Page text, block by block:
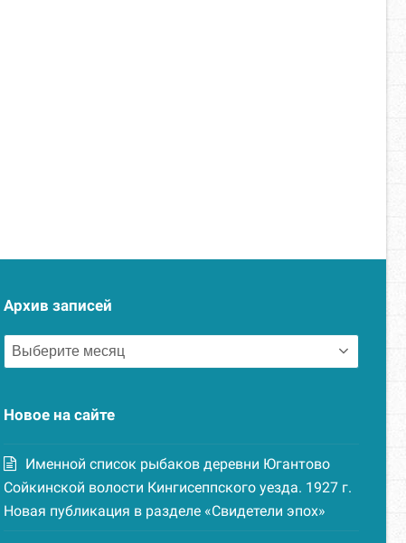
Архив записей
Архив
записей
Новое на сайте
Именной список рыбаков деревни Югантово
Сойкинской волости Кингисеппского уезда. 1927 г.
Новая публикация в разделе «Свидетели эпох»